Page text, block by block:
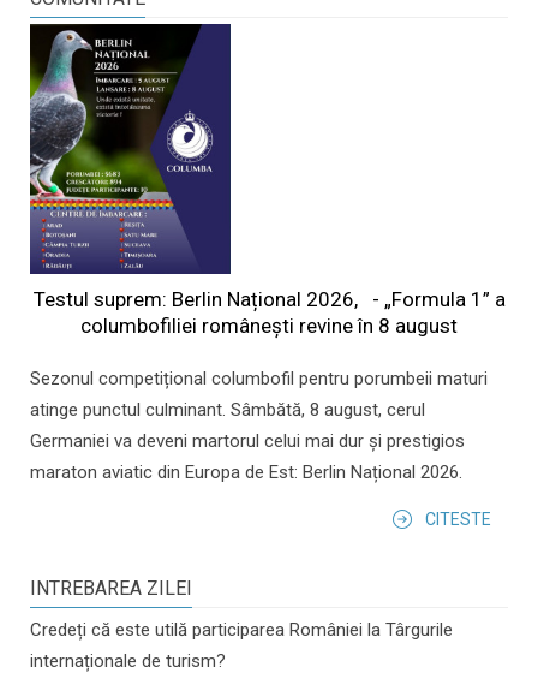
Testul suprem: Berlin Național 2026, - „Formula 1” a
columbofiliei româneşti revine în 8 august
Sezonul competițional columbofil pentru porumbeii maturi
atinge punctul culminant. Sâmbătă, 8 august, cerul
Germaniei va deveni martorul celui mai dur și prestigios
maraton aviatic din Europa de Est: Berlin Național 2026.
CITESTE
INTREBAREA ZILEI
Credeți că este utilă participarea României la Târgurile
internaționale de turism?